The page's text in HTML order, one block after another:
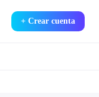
+ Crear cuenta